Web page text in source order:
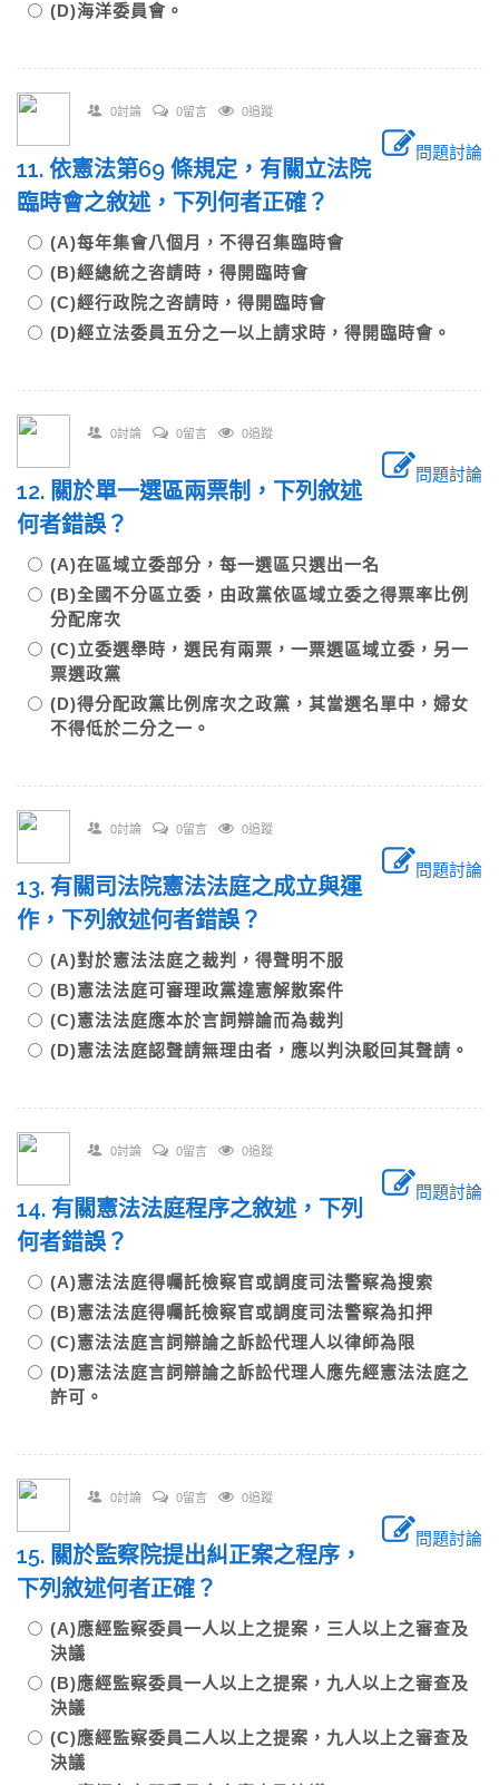
(D)海洋委員會。
0討論 0留言 0追蹤
問題討論
11. 依憲法第69 條規定，有關立法院
臨時會之敘述，下列何者正確？
(A)每年集會八個月，不得召集臨時會
(B)經總統之咨請時，得開臨時會
(C)經行政院之咨請時，得開臨時會
(D)經立法委員五分之一以上請求時，得開臨時會。
0討論 0留言 0追蹤
問題討論
12. 關於單一選區兩票制，下列敘述
何者錯誤？
(A)在區域立委部分，每一選區只選出一名
(B)全國不分區立委，由政黨依區域立委之得票率比例
分配席次
(C)立委選舉時，選民有兩票，一票選區域立委，另一
票選政黨
(D)得分配政黨比例席次之政黨，其當選名單中，婦女
不得低於二分之一。
0討論 0留言 0追蹤
問題討論
13. 有關司法院憲法法庭之成立與運
作，下列敘述何者錯誤？
(A)對於憲法法庭之裁判，得聲明不服
(B)憲法法庭可審理政黨違憲解散案件
(C)憲法法庭應本於言詞辯論而為裁判
(D)憲法法庭認聲請無理由者，應以判決駁回其聲請。
0討論 0留言 0追蹤
問題討論
14. 有關憲法法庭程序之敘述，下列
何者錯誤？
(A)憲法法庭得囑託檢察官或調度司法警察為搜索
(B)憲法法庭得囑託檢察官或調度司法警察為扣押
(C)憲法法庭言詞辯論之訴訟代理人以律師為限
(D)憲法法庭言詞辯論之訴訟代理人應先經憲法法庭之
許可。
0討論 0留言 0追蹤
問題討論
15. 關於監察院提出糾正案之程序，
下列敘述何者正確？
(A)應經監察委員一人以上之提案，三人以上之審查及
決議
(B)應經監察委員一人以上之提案，九人以上之審查及
決議
(C)應經監察委員二人以上之提案，九人以上之審查及
決議